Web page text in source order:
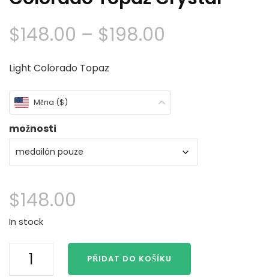
$148.00 – $198.00
$148.00
přes
$198.00
Light Colorado Topaz
Měna ($)
možnosti
$148.00
In stock
PŘIDAT DO KOŠÍKU